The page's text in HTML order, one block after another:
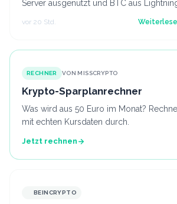
Server ausgenutzt und BTC aus
vor 20 Std.
RECHNER VON MISSCRYPTO
Krypto-Sparplanrechner
Was wird aus 50 Euro im Monat?
mit echten Kursdaten durch.
Jetzt rechnen
BEINCRYPTO